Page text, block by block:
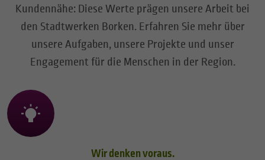
Kundennähe: Diese Werte prägen unsere Arbeit bei
den Stadtwerken Borken. Erfahren Sie mehr über
unsere Aufgaben, unsere Projekte und unser
Engagement für die Menschen in der Region.
Wir denken voraus.